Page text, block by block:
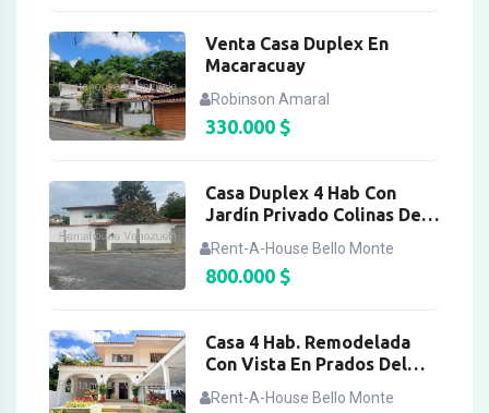
Venta Casa Duplex En
Macaracuay
Robinson Amaral
330.000$
Casa Duplex 4 Hab Con
Jardín Privado Colinas Del
Rent-A-House Bello Monte
800.000$
Casa 4 Hab. Remodelada
Con Vista En Prados Del
Rent-A-House Bello Monte